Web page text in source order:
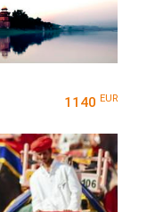
1140 EUR